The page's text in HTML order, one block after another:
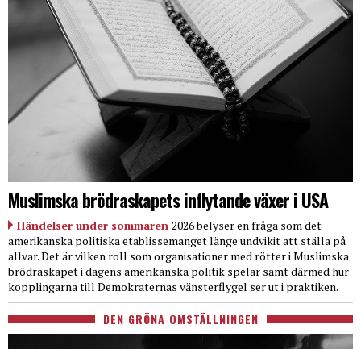
Muslimska brödraskapets inflytande växer i USA
Händelser under sommaren 2026 belyser en fråga som det
amerikanska politiska etablissemanget länge undvikit att ställa på
allvar. Det är vilken roll som organisationer med rötter i Muslimska
brödraskapet i dagens amerikanska politik spelar samt därmed hur
kopplingarna till Demokraternas vänsterflygel ser ut i praktiken.
DEN GRÖNA OMSTÄLLNINGEN